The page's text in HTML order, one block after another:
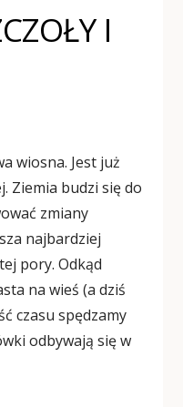
I
wiosna. Jest już
Ziemia budzi się do
zmiany
najbardziej
pory. Odkąd
na wieś (a dziś
czasu spędzamy
odbywają się w